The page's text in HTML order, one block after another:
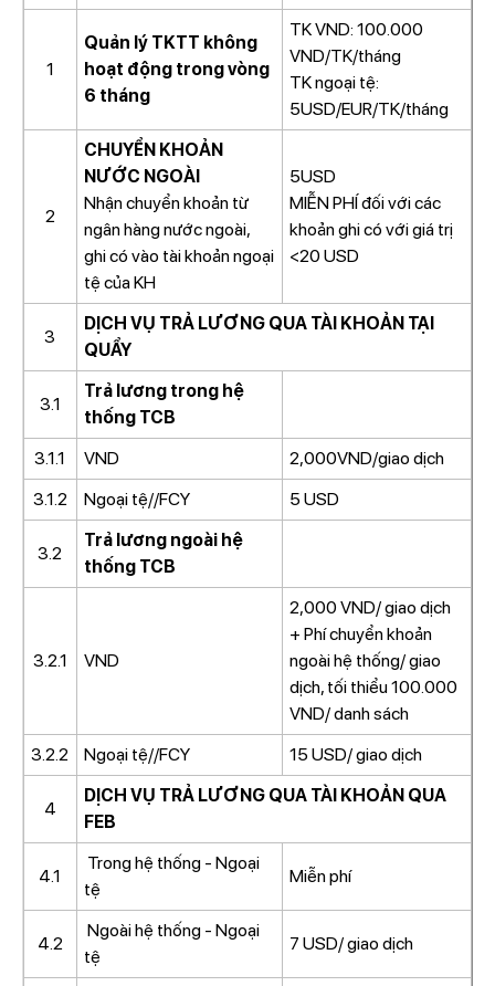
1
Quản lý TKTT không
hoạt động trong vòng
6 tháng
TK VND: 100.000
VND/TK/tháng
TK ngoại tệ:
5USD/EUR/TK/tháng
2
CHUYỂN KHOẢN
NƯỚC NGOÀI
Nhận chuyển khoản từ
ngân hàng nước ngoài,
ghi có vào tài khoản ngoại
tệ của KH
5USD
MIỄN PHÍ đối với các
khoản ghi có với giá trị
<20 USD
3
DỊCH VỤ TRẢ LƯƠNG QUA TÀI KHOẢN TẠI
QUẨY
3.1
Trả lương trong hệ
thống TCB
3.1.1
VND
2,000VND/giao dịch
3.1.2
Ngoại tệ//FCY 5 USD
3.2
Trả lương ngoài hệ
thống TCB
3.2.1 VND
2,000 VND/ giao dịch
+ Phí chuyển khoản
ngoài hệ thống/ giao
dịch, tối thiểu 100.000
VND/ danh sách
3.2.2
Ngoại tệ//FCY 15 USD/ giao dịch
4
DỊCH VỤ TRẢ LƯƠNG QUA TÀI KHOẢN QUA
FEB
4.1
Trong hệ thống - Ngoại
tệ
Miễn phí
4.2
Ngoài hệ thống - Ngoại
tệ
7 USD/ giao dịch